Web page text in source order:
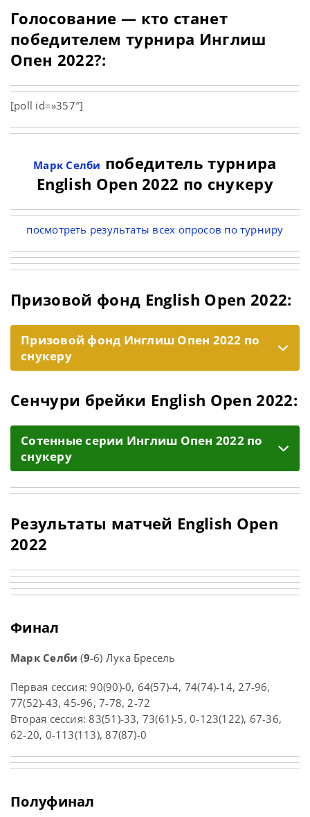
Голосование — кто станет
победителем турнира Инглиш
Опен 2022?:
[poll id=»357″]
Марк Селби победитель турнира
English Open 2022 по снукеру
посмотреть результаты всех опросов по турниру
Призовой фонд English Open 2022:
Призовой фонд Инглиш Опен 2022 по
снукеру
Сенчури брейки English Open 2022:
Cотенные серии Инглиш Опен 2022 по
снукеру
Результаты матчей English Open
2022
Финал
Марк Селби (9-6) Лука Бресель
Первая сессия: 90(90)-0, 64(57)-4, 74(74)-14, 27-96,
77(52)-43, 45-96, 7-78, 2-72
Вторая сессия: 83(51)-33, 73(61)-5, 0-123(122), 67-36,
62-20, 0-113(113), 87(87)-0
Полуфинал